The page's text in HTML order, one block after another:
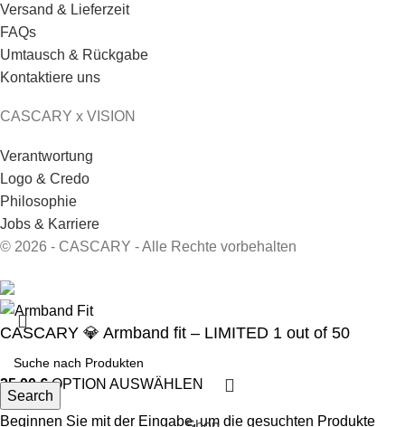
Versand & Lieferzeit
FAQs
Umtausch & Rückgabe
Kontaktiere uns
CASCARY x VISION
Verantwortung
Logo & Credo
Philosophie
Jobs & Karriere
© 2026 - CASCARY - Alle Rechte vorbehalten
Search
Beginnen Sie mit der Eingabe, um die gesuchten Produkte
CASCARY 💎 Armband fit – LIMITED 1 out of 50
25,00€ OPTION AUSWÄHLEN